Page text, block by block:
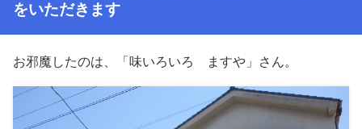
をいただきます
お邪魔したのは、「味いろいろ ますや」さん。